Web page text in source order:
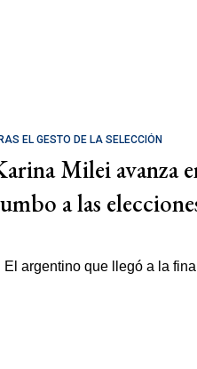
EL GESTO DE LA SELECCIÓN
Milei avanza
a las